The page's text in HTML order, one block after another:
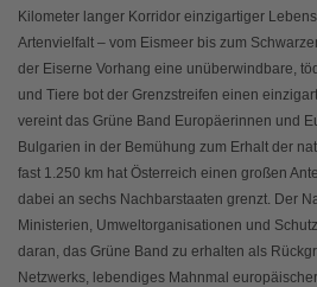
Kilometer langer Korridor einzigartiger
Artenvielfalt – vom Eismeer bis zum
der Eiserne Vorhang eine unüberwindbare,
und Tiere bot der Grenzstreifen einen
vereint das Grüne Band Europäerinnen und
Bulgarien in der Bemühung zum Erhalt der
fast 1.250 km hat Österreich einen großen
dabei an sechs Nachbarstaaten grenzt. Der
Ministerien, Umweltorganisationen und
daran, das Grüne Band zu erhalten als
Netzwerks, lebendiges Mahnmal